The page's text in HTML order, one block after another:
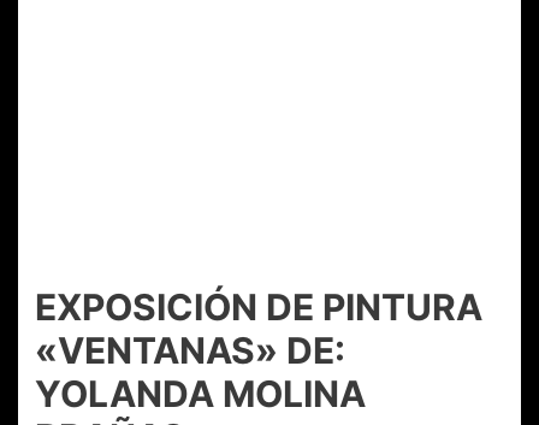
EXPOSICIÓN DE PINTURA
«VENTANAS» DE:
YOLANDA MOLINA